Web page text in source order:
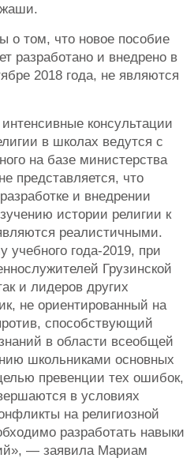
о том, что новое пособие
разработано и внедрено в
2018 года, не являются
консультации
в школах ведутся с
на базе министерства
представляется, что
и внедрении
истории религии к
реалистичными.
учебного года-2019, при
Грузинской
и лидеров других
не ориентированный на
способствующий
в области всеобщей
школьниками основных
превенции тех ошибок,
в условиях
на религиозной
разработать навыки
— заявила Мариам